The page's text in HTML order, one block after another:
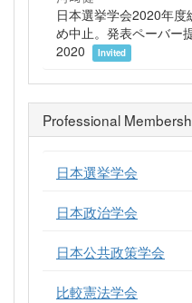
日本選挙学会2020年
め中止。発表ペーバー
2020
Invited
Professional
日本選挙学会
日本政治学会
日本公共政策学会
比較憲法学会